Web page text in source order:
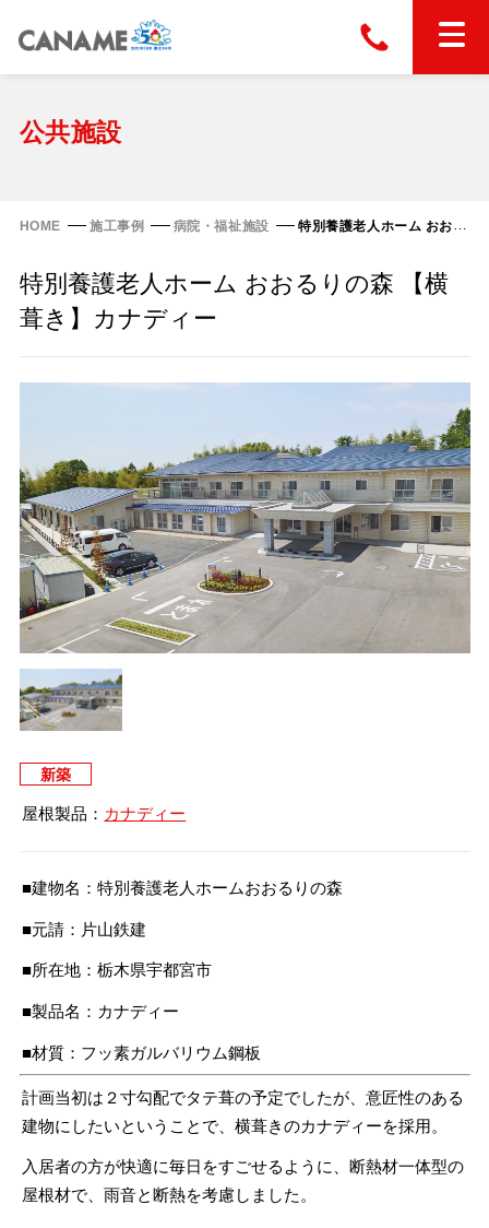
ホーム
縦葺き屋根
スタンディングロック
フラットライン
エコウェーブ
横葺き屋根
タイマルーフ F25
タイマルーフ T型
カナメ一文字葺き
金属瓦
洋瓦王(ヨウガオウ)
Vi65
Vi65 PLUS
Vi75・Vi125
Viカバー50
換気棟システム
換気棟システム
デザイン軒樋
カナメシャープ樋
屋根の改修
技術情報
ダウンロード
お問い合わせ
公共施設
HOME 施工事例 病院・福祉施設 特別養護老人ホーム おおるりの森 【横葺き】カナディー
特別養護老人ホーム おおるりの森 【横
葺き】カナディー
新築
屋根製品： カナディー
■建物名：特別養護老人ホームおおるりの森
■元請：片山鉄建
■所在地：栃木県宇都宮市
■製品名：カナディー
■材質：フッ素ガルバリウム鋼板
計画当初は２寸勾配でタテ葺の予定でしたが、意匠性のある
建物にしたいということで、横葺きのカナディーを採用。
入居者の方が快適に毎日をすごせるように、断熱材一体型の
屋根材で、雨音と断熱を考慮しました。